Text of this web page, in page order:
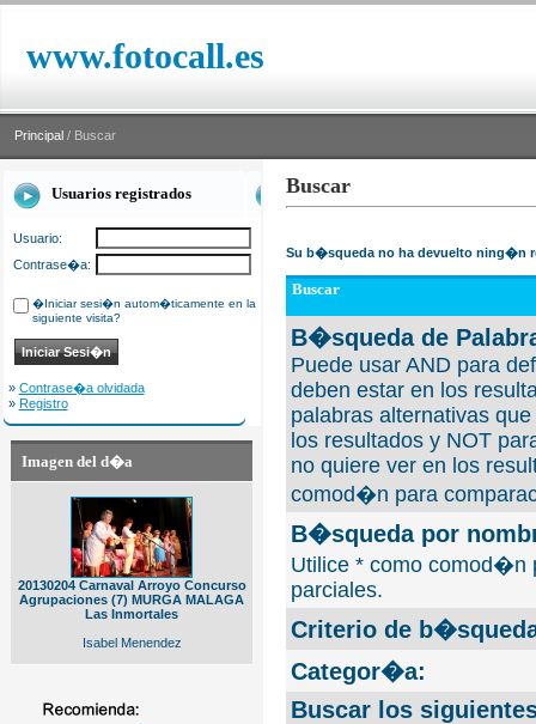
www.fotocall.es
Principal / Buscar
Usuarios registrados
Usuario:
Contrase�a:
�Iniciar sesi�n autom�ticamente en la
siguiente visita?
» Contrase�a olvidada
» Registro
Imagen del d�a
20130204 Carnaval Arroyo Concurso
Agrupaciones (7) MURGA MALAGA
Las Inmortales
Isabel Menendez
Buscar
Su b�squeda no ha devuelto ning�n
Buscar
B�squeda de
Puede usar AND para
deben estar en los
palabras alternativas
los resultados y NOT
no quiere ver en los
comod�n para
B�squeda por
Utilice * como comod�n
parciales.
Criterio de
Categor�a:
Buscar los